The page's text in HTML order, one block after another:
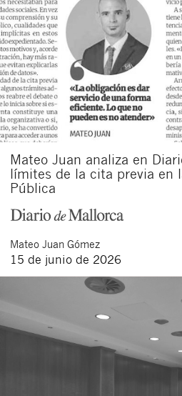
Mateo Juan analiza en
límites de la cita previa en
Pública
Mateo Juan Gómez
15 de junio de 2026